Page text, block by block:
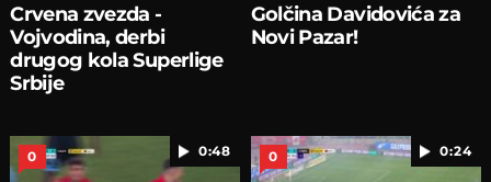
Crvena zvezda -
Vojvodina, derbi
drugog kola Superlige
Srbije
Golčina Davidovića za
Novi Pazar!
0:48
0 0:24
0